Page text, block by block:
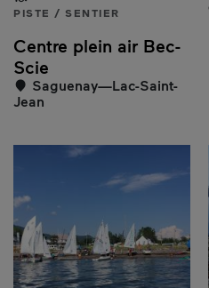
PISTE / SENTIER
Centre plein air Bec-
Scie
Saguenay—Lac-Saint-
Jean